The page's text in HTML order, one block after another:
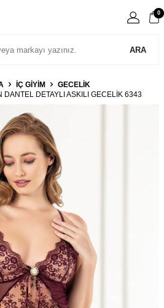
ARA
0
İÇ GIYIM
GECELIK
DANTEL DETAYLI ASKILI GECELIK 6343